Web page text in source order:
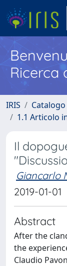
Ricerca
IRIS
1.1 Articolo
Il
Giancarlo
2019-01-01
Abstract
After the
the
Claudio